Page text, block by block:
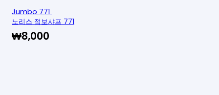
Jumbo 771
노리스 점보샤프 771
₩8,000